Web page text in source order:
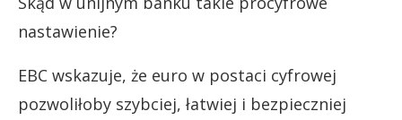
nastawienie?
EBC wskazuje, że euro w postaci cyfrowej
pozwoliłoby szybciej, łatwiej i bezpieczniej